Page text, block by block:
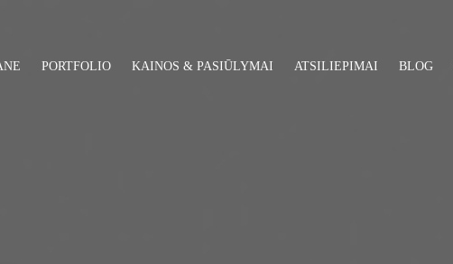
PORTFOLIO KAINOS & PASIŪLYMAI ATSILIEPIMAI BLOG